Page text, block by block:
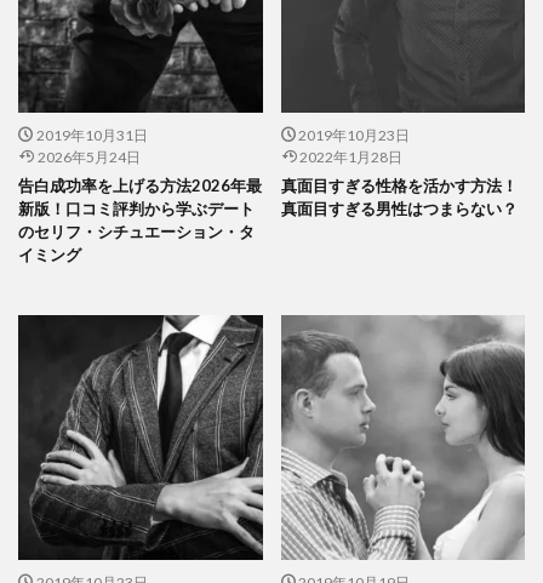
2019年10月31日
2026年5月24日
告白成功率を上げる方法2026年最
新版！口コミ評判から学ぶデート
のセリフ・シチュエーション・タ
イミング
2019年10月23日
2022年1月28日
真面目すぎる性格を活かす方法！
真面目すぎる男性はつまらない？